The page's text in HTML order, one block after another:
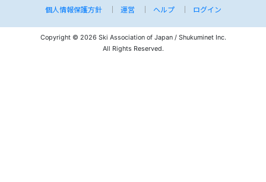
個人情報保護方針 運営 ヘルプ ログイン
Copyright © 2026 Ski Association of Japan / Shukuminet Inc.
All Rights Reserved.